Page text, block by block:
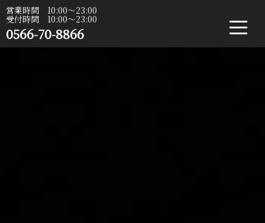
営業時間 10:00〜23:00
受付時間 10:00〜23:00
0566-70-8866